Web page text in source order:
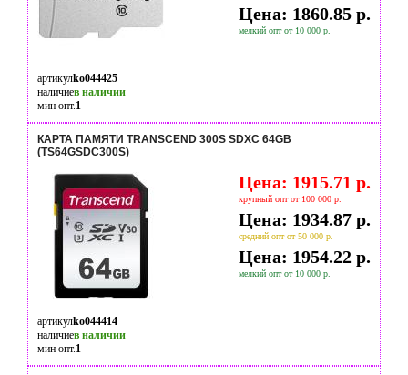
Цена: 1860.85 р.
мелкий опт от 10 000 р.
артикулko044425
наличиев наличии
мин опт.1
КАРТА ПАМЯТИ TRANSCEND 300S SDXC 64GB
(TS64GSDC300S)
Цена: 1915.71 р.
крупный опт от 100 000 р.
Цена: 1934.87 р.
средний опт от 50 000 р.
Цена: 1954.22 р.
мелкий опт от 10 000 р.
артикулko044414
наличиев наличии
мин опт.1